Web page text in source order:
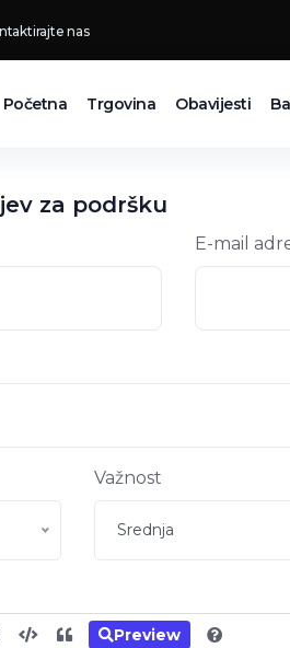
nas
Početna Trgovina Obavijesti
za podršku
E-mail
Važnost
Srednja
Preview